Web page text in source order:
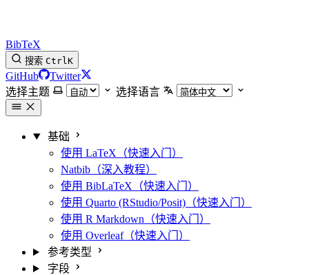
BibTeX
搜索 CtrlK
GitHub
Twitter
选择主题
选择语言
基础
使用 LaTeX（快速入门）
Natbib（深入教程）
使用 BibLaTeX（快速入门）
使用 Quarto (RStudio/Posit)（快速入门）
使用 R Markdown（快速入门）
使用 Overleaf（快速入门）
参考类型
字段